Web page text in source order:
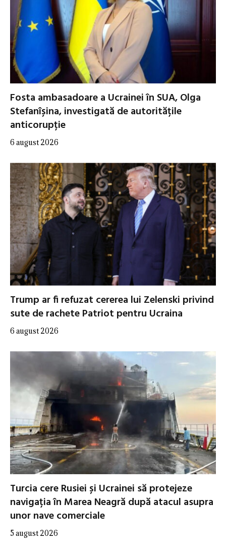
Fosta ambasadoare a Ucrainei în SUA, Olga
Stefanîșina, investigată de autoritățile
anticorupție
6 august 2026
Trump ar fi refuzat cererea lui Zelenski privind
sute de rachete Patriot pentru Ucraina
6 august 2026
Turcia cere Rusiei și Ucrainei să protejeze
navigația în Marea Neagră după atacul asupra
unor nave comerciale
5 august 2026